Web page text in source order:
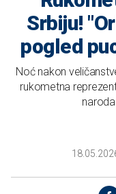
Srbiju!
pogled
Noć nakon
rukometna